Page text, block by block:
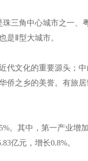
三角中心城市之一、
是Ⅱ型大城市。
文化的重要源头；中
侨之乡的美誉。有旅
。其中，第一产业增
亿元，增长0.8%。